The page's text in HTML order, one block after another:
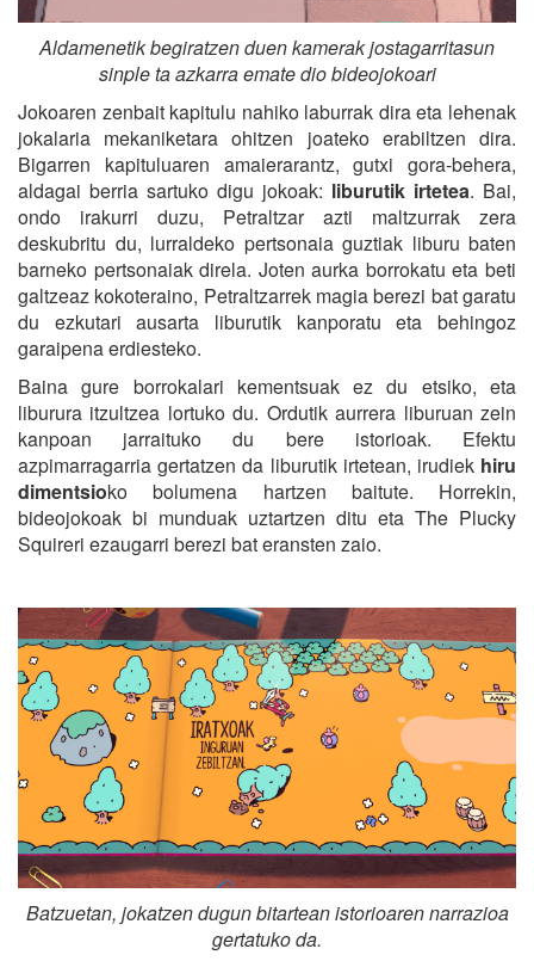
Aldamenetik begiratzen duen kamerak jostagarritasun
sinple ta azkarra emate dio bideojokoari
Jokoaren zenbait kapitulu nahiko laburrak dira eta lehenak
jokalaria mekaniketara ohitzen joateko erabiltzen dira.
Bigarren kapituluaren amaierarantz, gutxi gora-behera,
aldagai berria sartuko digu jokoak: liburutik irtetea. Bai,
ondo irakurri duzu, Petraltzar azti maltzurrak zera
deskubritu du, lurraldeko pertsonaia guztiak liburu baten
barneko pertsonaiak direla. Joten aurka borrokatu eta beti
galtzeaz kokoteraino, Petraltzarrek magia berezi bat garatu
du ezkutari ausarta liburutik kanporatu eta behingoz
garaipena erdiesteko.
Baina gure borrokalari kementsuak ez du etsiko, eta
liburura itzultzea lortuko du. Ordutik aurrera liburuan zein
kanpoan jarraituko du bere istorioak. Efektu
azpimarragarria gertatzen da liburutik irtetean, irudiek hiru
dimentsioko bolumena hartzen baitute. Horrekin,
bideojokoak bi munduak uztartzen ditu eta The Plucky
Squireri ezaugarri berezi bat eransten zaio.
Batzuetan, jokatzen dugun bitartean istorioaren narrazioa
gertatuko da.